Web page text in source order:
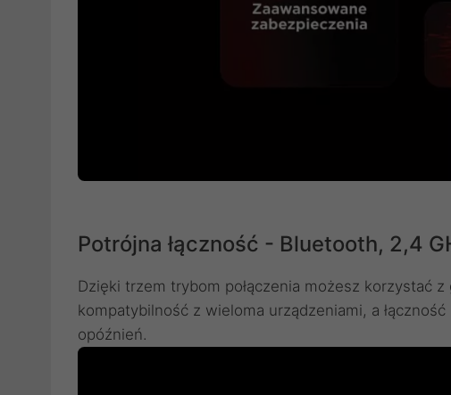
Potrójna łączność - Bluetooth, 2,4
Dzięki trzem trybom połączenia możesz korzystać
kompatybilność z wieloma urządzeniami, a
opóźnień.